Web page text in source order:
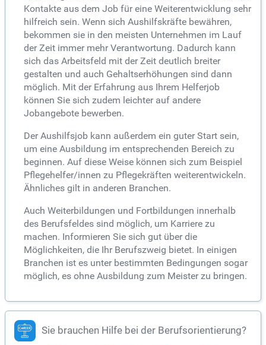
Kontakte aus dem Job für eine Weiterentwicklung sehr
hilfreich sein. Wenn sich Aushilfskräfte bewähren,
bekommen sie in den meisten Unternehmen im Lauf
der Zeit immer mehr Verantwortung. Dadurch kann
sich das Arbeitsfeld mit der Zeit deutlich breiter
gestalten und auch Gehaltserhöhungen sind dann
möglich. Mit der Erfahrung aus Ihrem Helferjob
können Sie sich zudem leichter auf andere
Jobangebote bewerben.
Der Aushilfsjob kann außerdem ein guter Start sein,
um eine Ausbildung im entsprechenden Bereich zu
beginnen. Auf diese Weise können sich zum Beispiel
Pflegehelfer/innen zu Pflegekräften weiterentwickeln.
Ähnliches gilt in anderen Branchen.
Auch Weiterbildungen und Fortbildungen innerhalb
des Berufsfeldes sind möglich, um Karriere zu
machen. Informieren Sie sich gut über die
Möglichkeiten, die Ihr Berufszweig bietet. In einigen
Branchen ist es unter bestimmten Bedingungen sogar
möglich, es ohne Ausbildung zum Meister zu bringen.
Sie brauchen Hilfe bei der Berufsorientierung?